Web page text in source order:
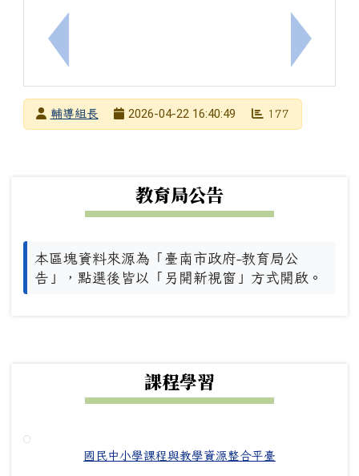
上一筆：[輔]育達科技大學舉辦「2026 Open下一筆：
發布者輔導組長
2026-04-22 16:40:49 177
教育局公告
本區塊資料來源為「臺南市政府-教育局公
告」，點選後皆以「另開新視窗」方式開啟。
課程學習
國民中小學課程與教學資源整合平臺